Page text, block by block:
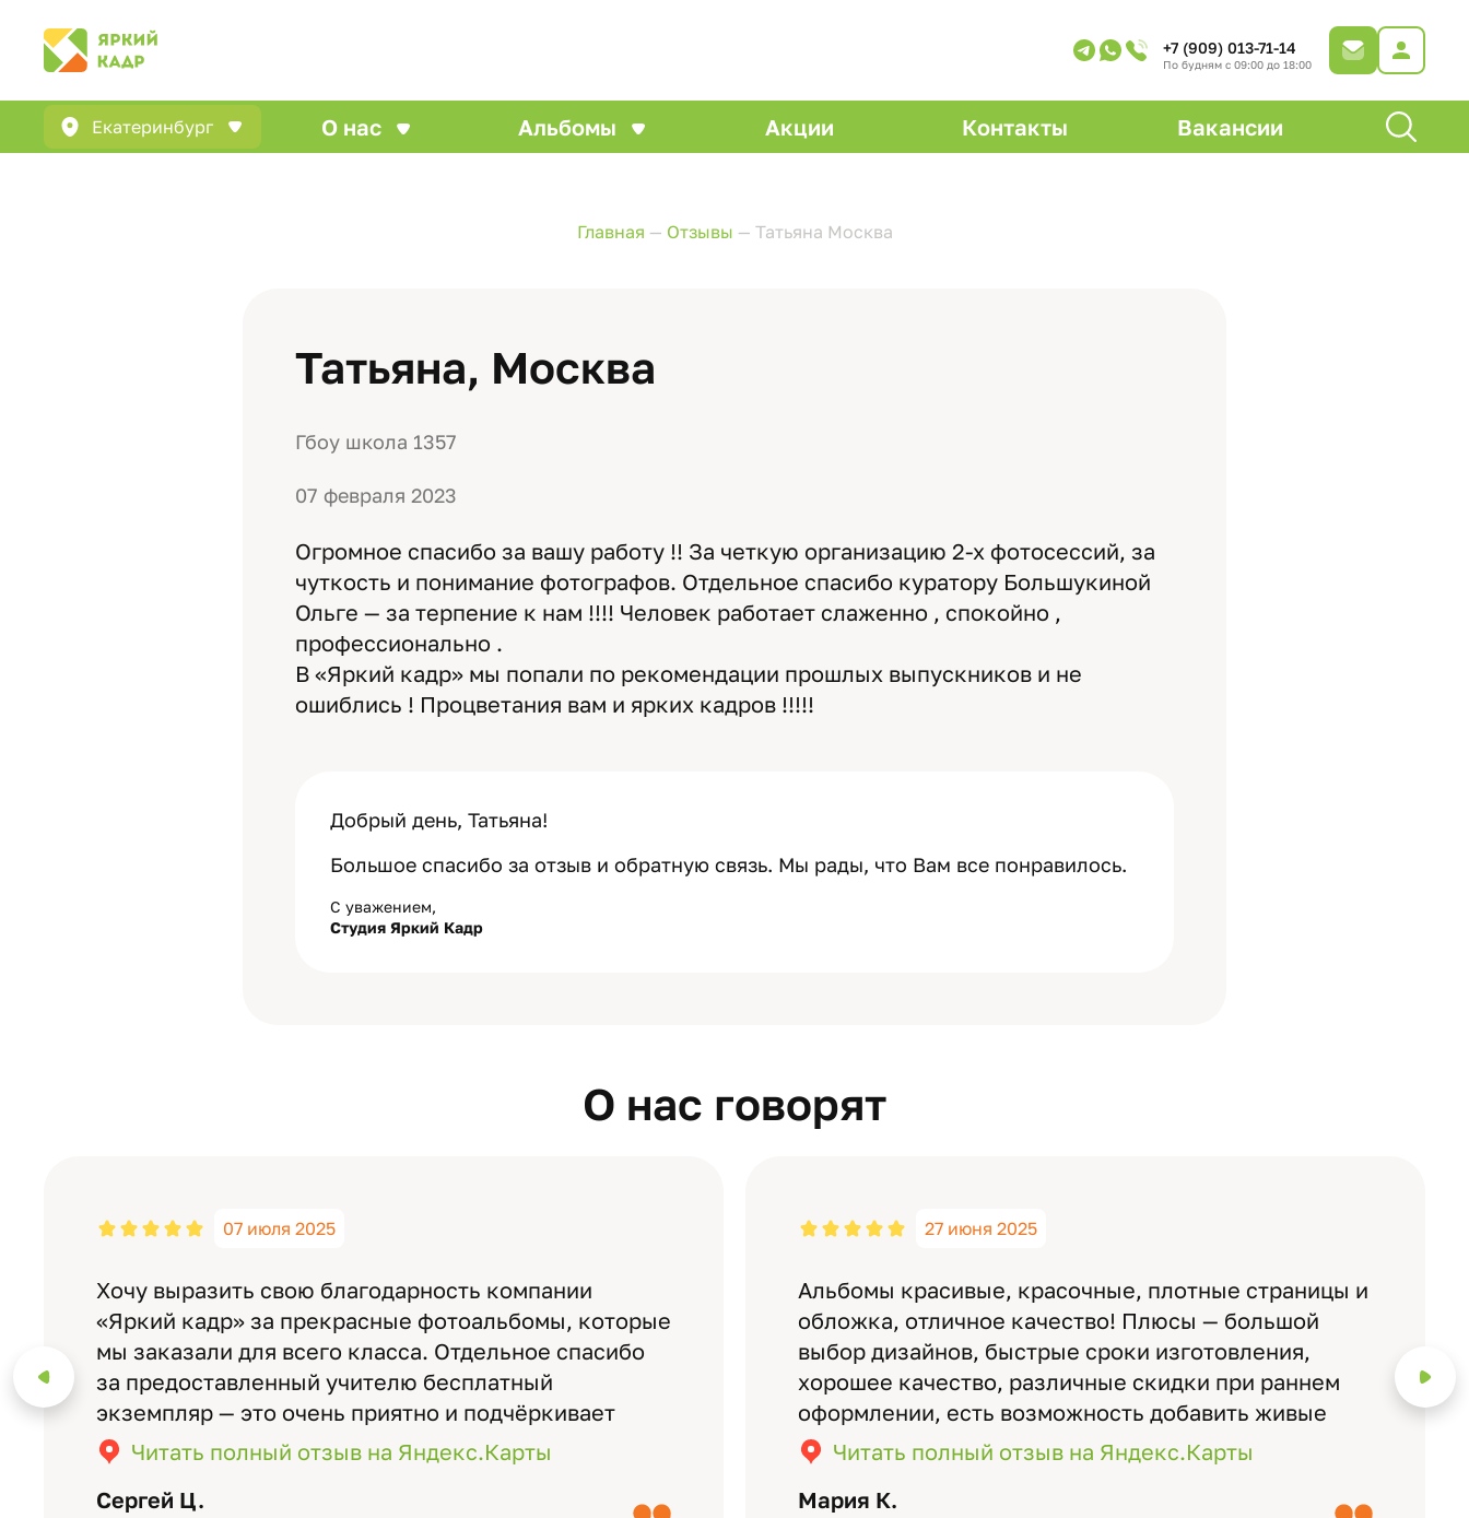
+7 (909) 013-71-14
По будням с 09:00 до 18:00
Екатеринбург О нас Альбомы Акции Контакты Вакансии
Главная — Отзывы — Татьяна Москва
Татьяна, Москва
Гбоу школа 1357
07 февраля 2023
Огромное спасибо за вашу работу !! За четкую организацию 2-х фотосессий, за
чуткость и понимание фотографов. Отдельное спасибо куратору Большукиной
Ольге — за терпение к нам !!!! Человек работает слаженно , спокойно ,
профессионально .
В «Яркий кадр» мы попали по рекомендации прошлых выпускников и не
ошиблись ! Процветания вам и ярких кадров !!!!!
Добрый день, Татьяна!
Большое спасибо за отзыв и обратную связь. Мы рады, что Вам все понравилось.
С уважением,
Студия Яркий Кадр
О нас говорят
Сергей Ц.
07 июля 2025
Хочу выразить свою благодарность компании
«Яркий кадр» за прекрасные фотоальбомы, которые
мы заказали для всего класса. Отдельное спасибо
за предоставленный учителю бесплатный
экземпляр — это очень приятно и подчёркивает
значимость события. Качество альбомов на высшем
уровне: плотная бумага, красивый дизайн….
Читать полный отзыв на Яндекс.Карты
Мария К.
27 июня 2025
Альбомы красивые, красочные, плотные страницы и
обложка, отличное качество! Плюсы — большой
выбор дизайнов, быстрые сроки изготовления,
хорошее качество, различные скидки при раннем
оформлении, есть возможность добавить живые
кадры (потом можно смотреть через телефон
короткое видео с детьми, воспитателями).
Небольшой…
Читать полный отзыв на Яндекс.Карты